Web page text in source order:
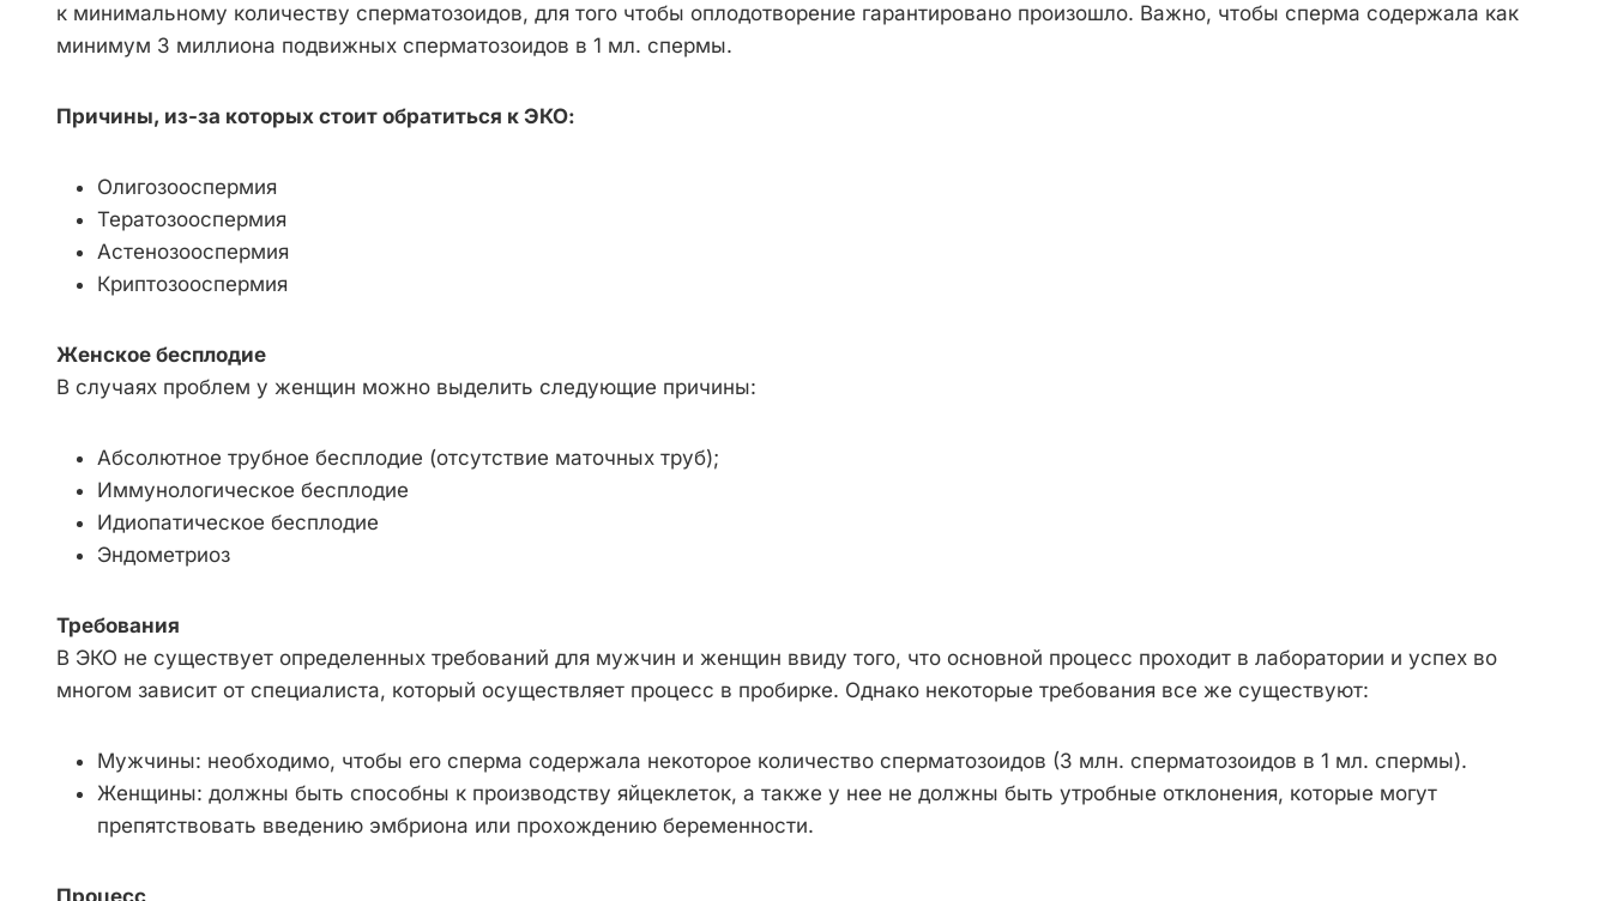
к минимальному количеству сперматозоидов, для того чтобы оплодотворение гарантировано произошло. Важно, чтобы сперма содержала как
минимум 3 миллиона подвижных сперматозоидов в 1 мл. спермы.
Причины, из-за которых стоит обратиться к ЭКО:
Олигозооспермия
Тератозооспермия
Астенозооспермия
Криптозооспермия
Женское бесплодие
В случаях проблем у женщин можно выделить следующие причины:
Абсолютное трубное бесплодие (отсутствие маточных труб);
Иммунологическое бесплодие
Идиопатическое бесплодие
Эндометриоз
Требования
В ЭКО не существует определенных требований для мужчин и женщин ввиду того, что основной процесс проходит в лаборатории и успех во
многом зависит от специалиста, который осуществляет процесс в пробирке. Однако некоторые требования все же существуют:
Мужчины: необходимо, чтобы его сперма содержала некоторое количество сперматозоидов (3 млн. сперматозоидов в 1 мл. спермы).
Женщины: должны быть способны к производству яйцеклеток, а также у нее не должны быть утробные отклонения, которые могут
препятствовать введению эмбриона или прохождению беременности.